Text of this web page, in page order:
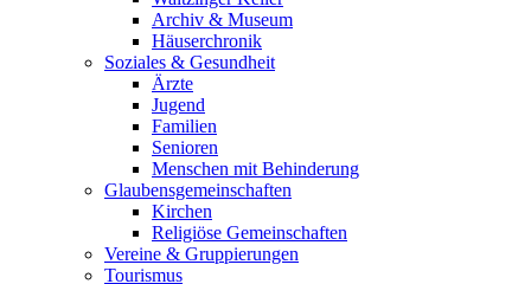
Archiv & Museum
Häuserchronik
Soziales & Gesundheit
Ärzte
Jugend
Familien
Senioren
Menschen mit Behinderung
Glaubensgemeinschaften
Kirchen
Religiöse Gemeinschaften
Vereine & Gruppierungen
Tourismus